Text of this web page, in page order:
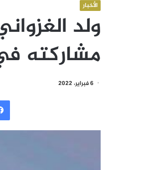
الأخبار
ولد
مشاركته
6 فبراير، 2022